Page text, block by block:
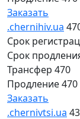
Заказать
.chernihiv.ua
Срок
Срок
Трансфер 470
Продление470
Заказать
.chernivtsi.ua